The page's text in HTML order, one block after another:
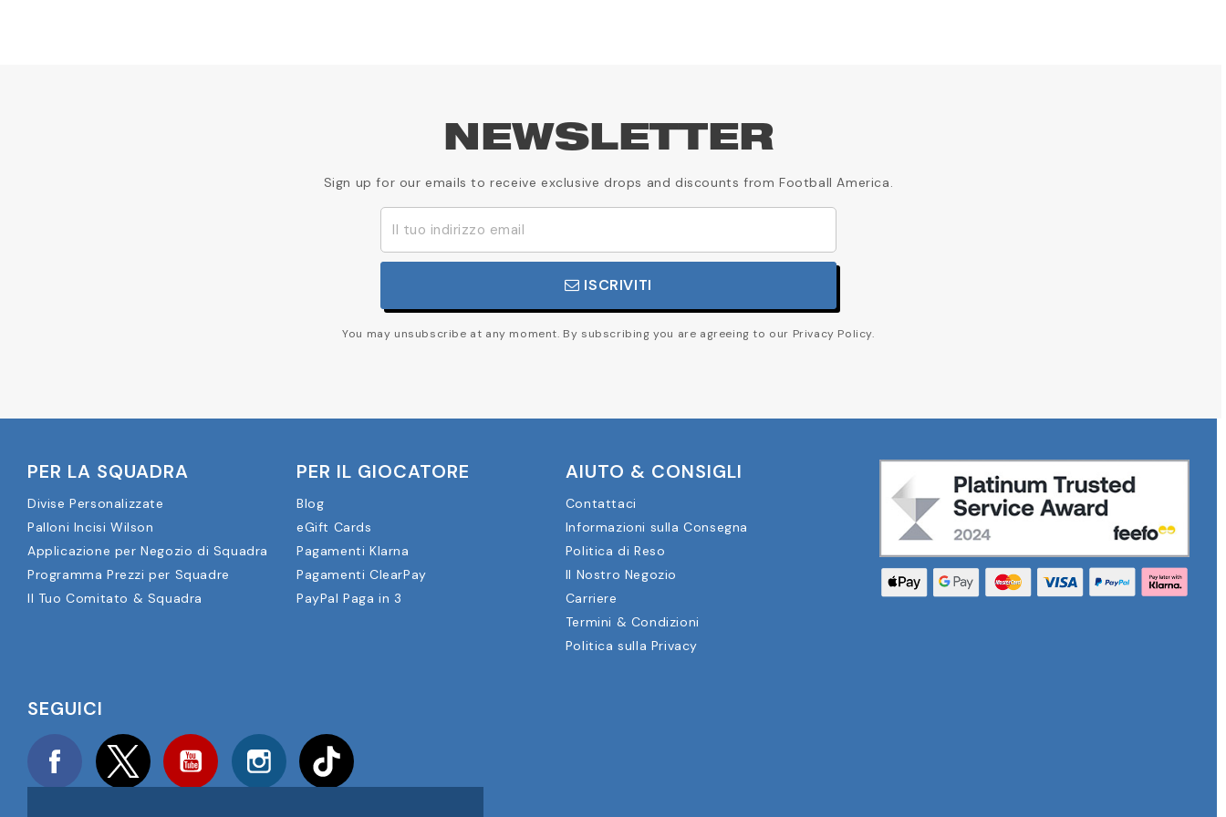
NEWSLETTER
Sign up for our emails to receive exclusive drops and discounts from Football America.
ISCRIVITI
You may unsubscribe at any moment. By subscribing you are agreeing to our Privacy Policy.
PER LA SQUADRA
Divise Personalizzate
Palloni Incisi Wilson
Applicazione per Negozio di Squadra
Programma Prezzi per Squadre
Il Tuo Comitato & Squadra
PER IL GIOCATORE
Blog
eGift Cards
Pagamenti Klarna
Pagamenti ClearPay
PayPal Paga in 3
AIUTO & CONSIGLI
Contattaci
Informazioni sulla Consegna
Politica di Reso
Il Nostro Negozio
Carriere
Termini & Condizioni
Politica sulla Privacy
SEGUICI
Facebook Twitter YouTube Instagram